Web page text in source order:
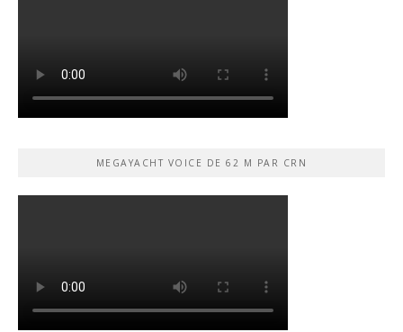
MEGAYACHT VOICE DE 62 M PAR CRN